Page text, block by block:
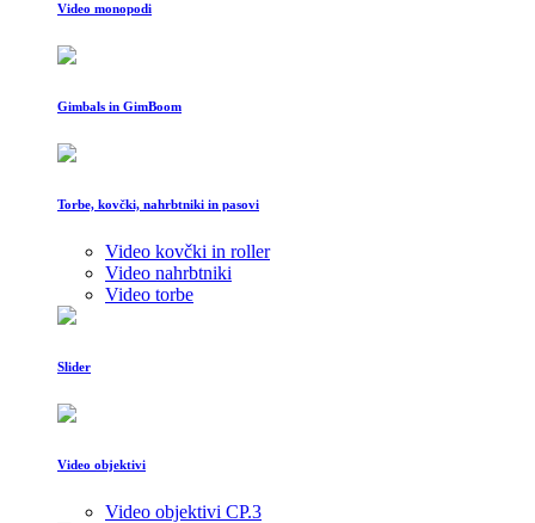
Video monopodi
Gimbals in GimBoom
Torbe, kovčki, nahrbtniki in pasovi
Video kovčki in roller
Video nahrbtniki
Video torbe
Slider
Video objektivi
Video objektivi CP.3